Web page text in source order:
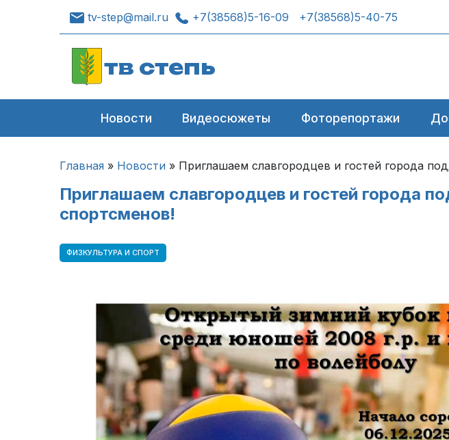
tv-step@mail.ru +7(38568)5-16-09 +7(38568)5-40-75
тв степь
Новости Видеосюжеты Фоторепортажи
Главная » Новости » Приглашаем славгородцев и гостей города
Приглашаем славгородцев и гостей города
спортсменов!
ФИЗКУЛЬТУРА И СПОРТ